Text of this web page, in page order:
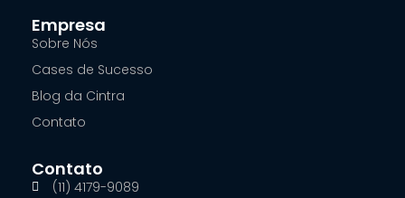
Empresa
Sobre Nós
Cases de Sucesso
Blog da Cintra
Contato
Contato
(11) 4179-9089